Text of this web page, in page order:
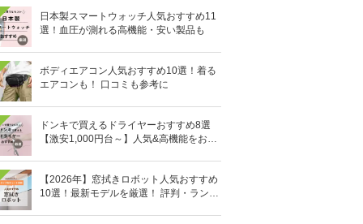
日本製スマートウォッチ人気おすすめ11
選！血圧が測れる高機能・安い製品も
ボディエアコン人気おすすめ10選！着る
エアコンも！ 口コミも参考に
ドンキで買えるドライヤーおすすめ8選
【激安1,000円台～】人気&高機能をお得
【2026年】窓拭きロボット人気おすすめ
10選！最新モデルを厳選！ 評判・ランキ